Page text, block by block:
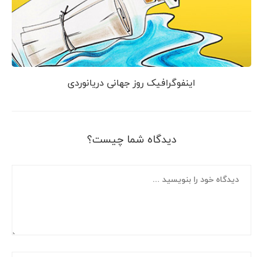
اینفوگرافیک روز جهانی دریانوردی
دیدگاه شما چیست؟